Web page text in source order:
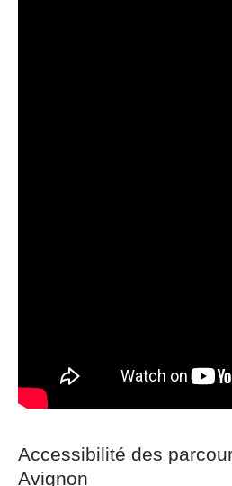
Accessibilité des
Avignon